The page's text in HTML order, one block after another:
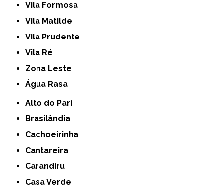
Vila Formosa
Vila Matilde
Vila Prudente
Vila Ré
Zona Leste
Água Rasa
Alto do Pari
Brasilândia
Cachoeirinha
Cantareira
Carandiru
Casa Verde